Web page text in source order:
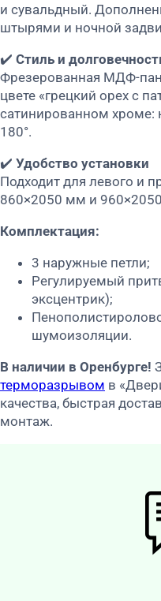
и сувальдный.
штырями и ночной
✔️ Стиль и
Фрезерованная МДФ-
цвете «грецкий орех с
сатинированном хроме:
180°.
✔️ Удобство установки
Подходит для левого и
860×2050 мм и
Комплектация:
3 наружные петли;
Регулируемый
эксцентрик);
шумоизоляции.
В наличии в Оренбурге!
терморазрывом в
качества, быстрая
монтаж.